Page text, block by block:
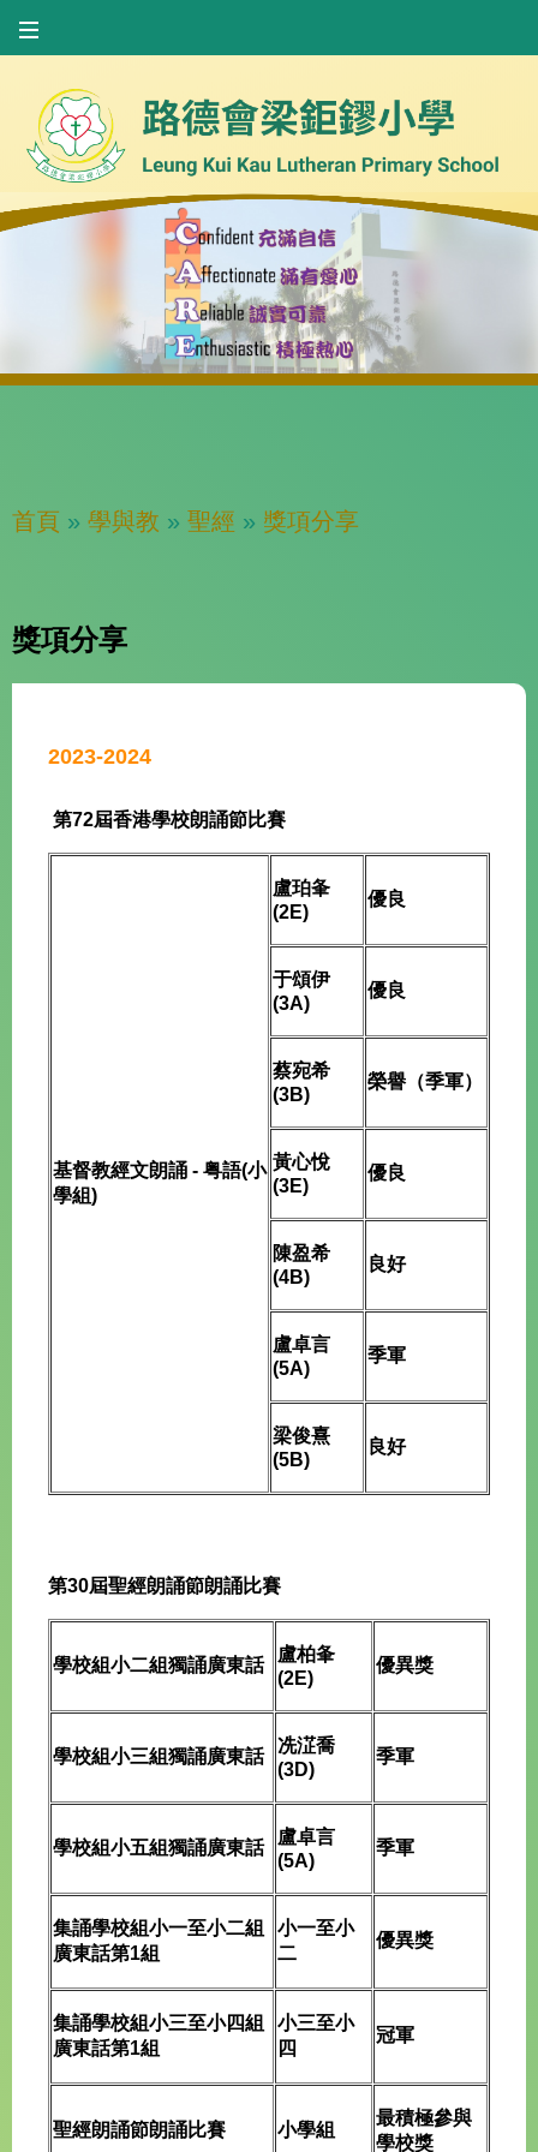
首頁 » 學與教 » 聖經 » 獎項分享
獎項分享
2023-2024
第72屆香港學校朗誦節比賽
基督教經文朗誦 - 粤語(小
學組)
盧珀夆
(2E)
優良
于頌伊
(3A)
優良
蔡宛希
(3B)
榮譽（季軍）
黃心悅
(3E)
優良
陳盈希
(4B)
良好
盧卓言
(5A)
季軍
梁俊熹
(5B)
良好
第30屆聖經朗誦節朗誦比賽
學校組小二組獨誦廣東話
盧柏夆
(2E)
優異獎
學校組小三組獨誦廣東話
冼淽喬
(3D)
季軍
學校組小五組獨誦廣東話
盧卓言
(5A)
季軍
集誦學校組小一至小二組
廣東話第1組
小一至小
二
優異獎
集誦學校組小三至小四組
廣東話第1組
小三至小
四
冠軍
聖經朗誦節朗誦比賽 小學組
最積極參與
學校獎